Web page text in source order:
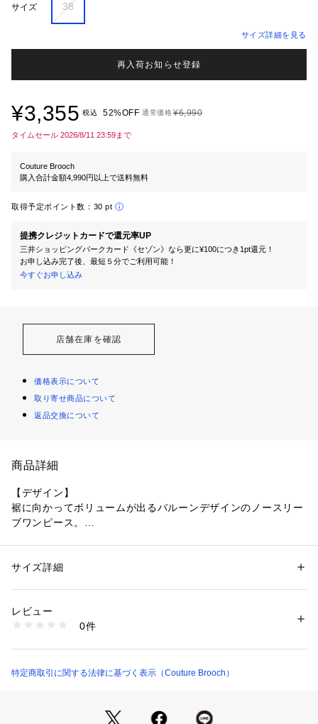
サイズ 38
サイズ詳細を見る
再入荷お知らせ登録
¥3,355 税込 52%OFF 通常価格¥6,990
タイムセール 2026/8/11 23:59まで
Couture Brooch
購入合計金額4,990円以上で送料無料
取得予定ポイント数： 30 pt
提携クレジットカードで還元率UP
三井ショッピングパークカード《セゾン》なら更に¥100につき1pt還元！
お申し込み完了後、最短５分でご利用可能！
今すぐお申し込み
店舗在庫を確認
価格表示について
取り寄せ商品について
返品交換について
商品詳細
【デザイン】
裾に向かってボリュームが出るバルーンデザインのノースリー
ブワンピース。
足元はサンダルやスニーカーなどシーンに合わせて幅広いスタ
【仕様】
めします。
※バイイング商品のため下げ札サイズ表記とワールドサイズ表
性別：レディース
素材：綿100％
商品番号：
508-55056 （ショップ）
サイズ詳細
レビュー
0件
特定商取引に関する法律に基づく表示（Couture Brooch）